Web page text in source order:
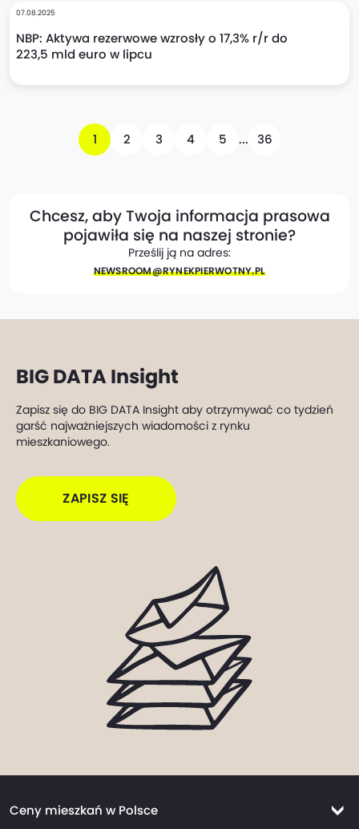
07.08.2025
NBP: Aktywa rezerwowe wzrosły o 17,3% r/r do
223,5 mld euro w lipcu
1 2 3 4 5 ... 36
Chcesz, aby Twoja informacja prasowa
pojawiła się na naszej stronie?
Prześlij ją na adres:
NEWSROOM@​RYNEKPIERWOTNY.PL
BIG DATA Insight
Zapisz się do BIG DATA Insight aby otrzymywać co tydzień
garść najważniejszych wiadomości z rynku
mieszkaniowego.
ZAPISZ SIĘ
Ceny mieszkań w Polsce